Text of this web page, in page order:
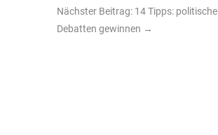
Nächster Beitrag: 14 Tipps: politische
Debatten gewinnen →